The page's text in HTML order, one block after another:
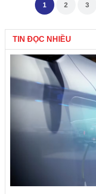
1 2 3
TIN ĐỌC NHIỀU